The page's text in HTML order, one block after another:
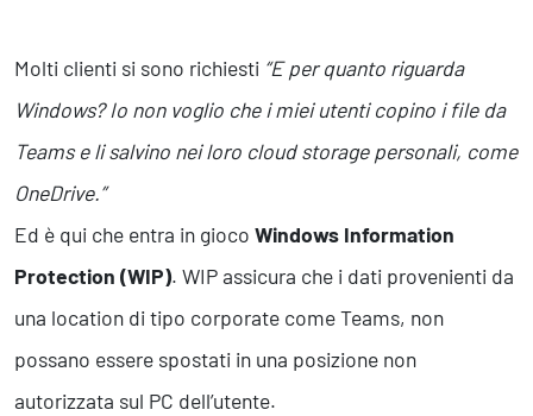
Molti clienti si sono richiesti “E per quanto riguarda
Windows? Io non voglio che i miei utenti copino i file da
Teams e li salvino nei loro cloud storage personali, come
OneDrive.”
Ed è qui che entra in gioco Windows Information
Protection (WIP). WIP assicura che i dati provenienti da
una location di tipo corporate come Teams, non
possano essere spostati in una posizione non
autorizzata sul PC dell’utente.